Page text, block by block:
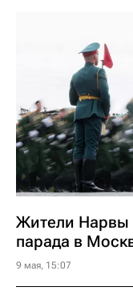
Жители Нарвы
парада в
9 мая, 15:07